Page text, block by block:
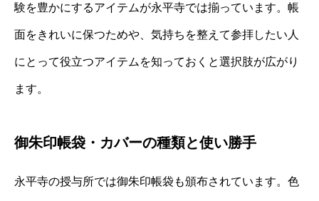
験を豊かにするアイテムが永平寺では揃っています。帳
面をきれいに保つためや、気持ちを整えて参拝したい人
にとって役立つアイテムを知っておくと選択肢が広がり
ます。
御朱印帳袋・カバーの種類と使い勝手
永平寺の授与所では御朱印帳袋も頒布されています。色